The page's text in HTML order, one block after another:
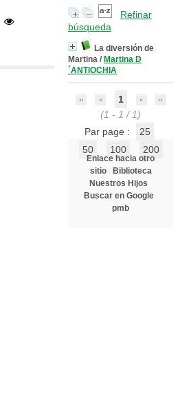
Refinar
búsqueda
La diversión de
Martina / Martina D
´ANTIOCHIA
1
(1 - 1 / 1)
Par page :
25
50
100 200
Enlace hacia otro
sitio
Biblioteca
Nuestros Hijos
Buscar en Google
pmb